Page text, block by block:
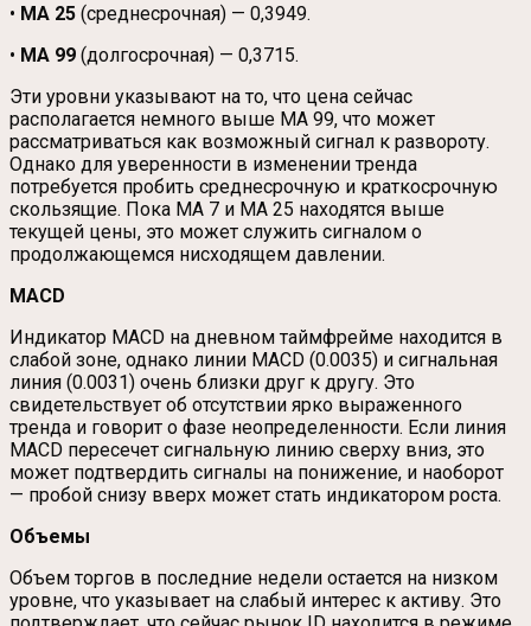
• MA 25 (среднесрочная) — 0,3949.
• MA 99 (долгосрочная) — 0,3715.
Эти уровни указывают на то, что цена сейчас
располагается немного выше MA 99, что может
рассматриваться как возможный сигнал к развороту.
Однако для уверенности в изменении тренда
потребуется пробить среднесрочную и краткосрочную
скользящие. Пока MA 7 и MA 25 находятся выше
текущей цены, это может служить сигналом о
продолжающемся нисходящем давлении.
MACD
Индикатор MACD на дневном таймфрейме находится в
слабой зоне, однако линии MACD (0.0035) и сигнальная
линия (0.0031) очень близки друг к другу. Это
свидетельствует об отсутствии ярко выраженного
тренда и говорит о фазе неопределенности. Если линия
MACD пересечет сигнальную линию сверху вниз, это
может подтвердить сигналы на понижение, и наоборот
— пробой снизу вверх может стать индикатором роста.
Объемы
Объем торгов в последние недели остается на низком
уровне, что указывает на слабый интерес к активу. Это